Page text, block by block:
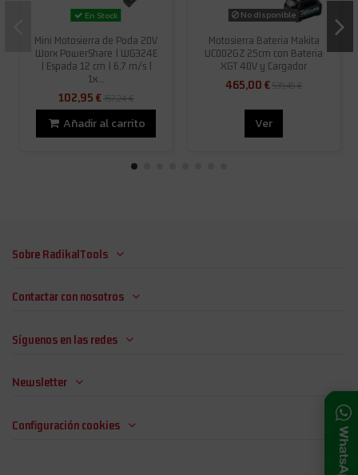
En Stock
Mini Motosierra de Poda 20V
Worx PowerShare | WG324E
| Espada 12 cm | 6,7 m/s |
1x...
102,95 €157,24 €
Añadir al carrito
No disponible
Motosierra Bateria Makita
UC002GZ 25cm con Bateria
XGT 40V y Cargador
465,00 €539,45 €
Ver
Sobre RadikalTools
Contactar con nosotros
Síguenos en las redes
Newsletter
Configuración cookies